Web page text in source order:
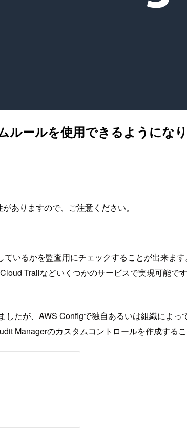
ールを使用できるようにな
ありますので、ご注意ください。
いるかを監査用にチェックすることが出来ます。
Trailなどいくつかのサービスで実現可能で
たが、AWS Configで独自あるいは組織によっ
Managerのカスタムコントロールを作成するこ